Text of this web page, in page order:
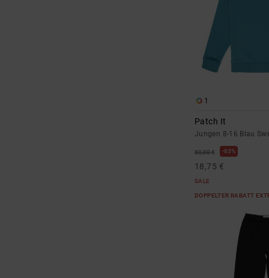
1
Patch It
Jungen 8-16 Blau
50,00 € 63%
18,75 €
SALE
DOPPELTER RABATT